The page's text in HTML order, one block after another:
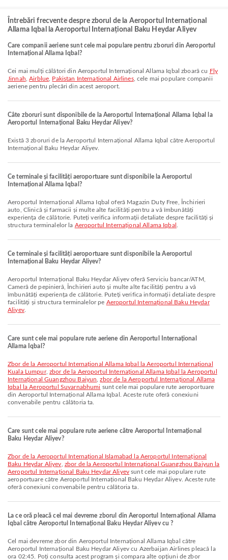
Întrebări frecvente despre zborul de la Aeroportul Internațional
Allama Iqbal la Aeroportul Internațional Baku Heydar Aliyev
Care companii aeriene sunt cele mai populare pentru zboruri din Aeroportul
Internațional Allama Iqbal?
Cei mai mulți călători din Aeroportul Internațional Allama Iqbal zboară cu Fly
Jinnah ,Airblue Pakistan International Airlines, cele mai populare companii
aeriene pentru plecări din acest aeroport.
Câte zboruri sunt disponibile de la Aeroportul Internațional Allama Iqbal la
Aeroportul Internațional Baku Heydar Aliyev?
Există 3 zboruri de la Aeroportul Internațional Allama Iqbal către Aeroportul
Internațional Baku Heydar Aliyev.
Ce terminale și facilități aeroportuare sunt disponibile la Aeroportul
Internațional Allama Iqbal?
Aeroportul Internațional Allama Iqbal oferă Magazin Duty Free, Închirieri
auto, Clinică și farmacii și multe alte facilități pentru a vă îmbunătăți
experiența de călătorie. Puteți verifica informații detaliate despre facilități și
structura terminalelor la Aeroportul Internațional Allama Iqbal
Ce terminale și facilități aeroportuare sunt disponibile la Aeroportul
Internațional Baku Heydar Aliyev?
Aeroportul Internațional Baku Heydar Aliyev oferă Serviciu bancar/ATM,
Cameră de pepinieră, Închirieri auto și multe alte facilități pentru a vă
îmbunătăți experiența de călătorie. Puteți verifica informații detaliate despre
facilități și structura terminalelor pe Aeroportul Internațional Baku Heydar
Aliyev.
Care sunt cele mai populare rute aeriene din Aeroportul Internațional
Allama Iqbal?
zbor de la Aeroportul Internațional Allama Iqbal la Aeroportul Internațional
Kuala Lumpur, zbor de la Aeroportul Internațional Allama Iqbal la Aeroportul
Internațional Guangzhou Baiyun ,zbor de la Aeroportul Internațional Allama
Iqbal la Aeroportul Suvarnabhumi sunt cele mai populare rute aeroportuare
din Aeroportul Internațional Allama Iqbal. Aceste rute oferă conexiuni
convenabile pentru călătoria ta.
Care sunt cele mai populare rute aeriene către Aeroportul Internațional
Baku Heydar Aliyev?
zbor de la Aeroportul Internațional Islamabad la Aeroportul Internațional
Baku Heydar Aliyev zbor de la Aeroportul Internațional Guangzhou Baiyun la
Aeroportul Internațional Baku Heydar Aliyev sunt cele mai populare rute
aeroportuare către Aeroportul Internațional Baku Heydar Aliyev. Aceste rute
oferă conexiuni convenabile pentru călătoria ta.
La ce oră pleacă cel mai devreme zborul din Aeroportul Internațional Allama
Iqbal către Aeroportul Internațional Baku Heydar Aliyev cu ?
Cel mai devreme zbor din Aeroportul Internațional Allama Iqbal către
Aeroportul Internațional Baku Heydar Aliyev cu Azerbaijan Airlines pleacă la
ora 02:45. Poți consulta acest program și compara alte opțiuni de zbor